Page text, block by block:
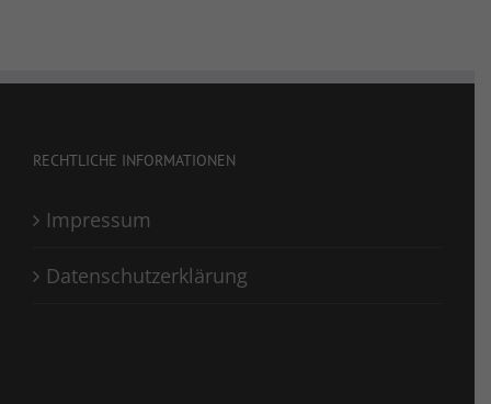
RECHTLICHE INFORMATIONEN
Impressum
Datenschutzerklärung